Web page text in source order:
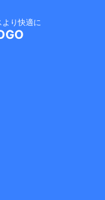
り快適に